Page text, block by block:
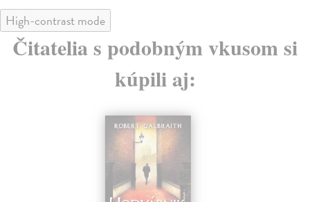
High-contrast mode
Čitatelia s podobným vkusom si
kúpili aj: